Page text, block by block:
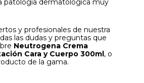
patología dermatológica muy
y profesionales de nuestra
las dudas y preguntas que
Neutrogena Crema
Cara y Cuerpo 300ml, o
de la gama.